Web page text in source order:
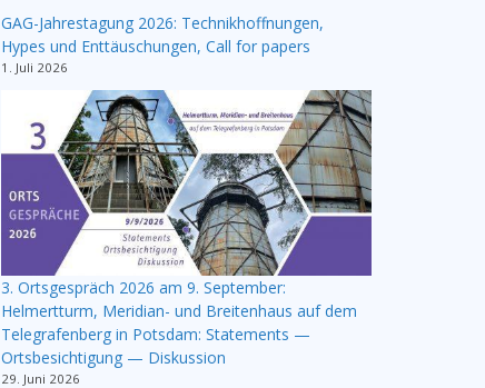
GAG-Jahrestagung 2026: Technikhoffnungen,
Hypes und Enttäuschungen, Call for papers
1. Juli 2026
3. Ortsgespräch 2026 am 9. September:
Helmertturm, Meridian- und Breitenhaus auf dem
Telegrafenberg in Potsdam: Statements —
Ortsbesichtigung — Diskussion
29. Juni 2026